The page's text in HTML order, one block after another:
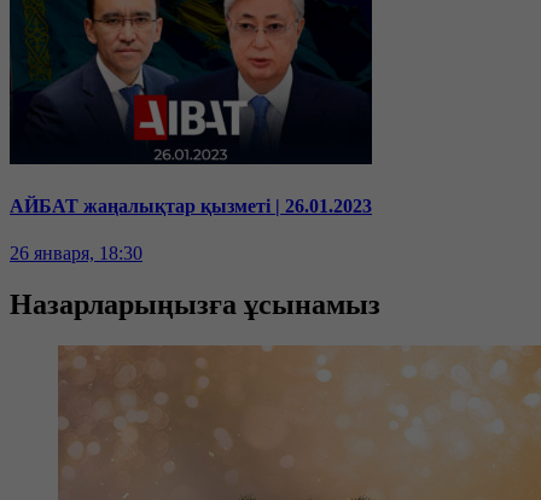
АЙБАТ жаңалықтар қызметі | 26.01.2023
26 января, 18:30
Назарларыңызға ұсынамыз